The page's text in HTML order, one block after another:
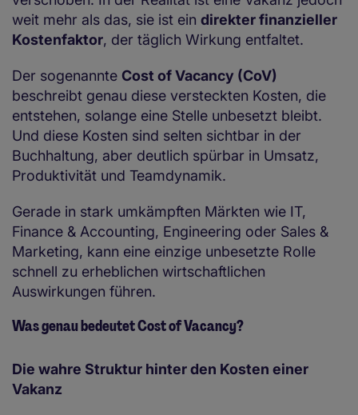
weit mehr als das, sie ist ein direkter finanzieller
Kostenfaktor, der täglich Wirkung entfaltet.
Der sogenannte Cost of Vacancy (CoV)
beschreibt genau diese versteckten Kosten, die
entstehen, solange eine Stelle unbesetzt bleibt.
Und diese Kosten sind selten sichtbar in der
Buchhaltung, aber deutlich spürbar in Umsatz,
Produktivität und Teamdynamik.
Gerade in stark umkämpften Märkten wie IT,
Finance & Accounting, Engineering oder Sales &
Marketing, kann eine einzige unbesetzte Rolle
schnell zu erheblichen wirtschaftlichen
Auswirkungen führen.
Was genau bedeutet Cost of Vacancy?
Die wahre Struktur hinter den Kosten einer
Vakanz